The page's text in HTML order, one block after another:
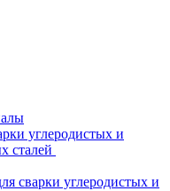
углеродистых и
сталей
сварки углеродистых и